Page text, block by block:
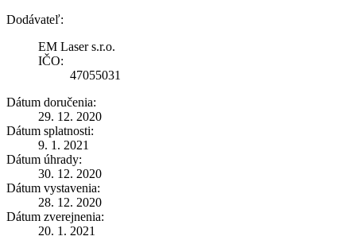
Dodávateľ:
EM Laser s.r.o.
IČO:
47055031
Dátum doručenia:
29. 12. 2020
Dátum splatnosti:
9. 1. 2021
Dátum úhrady:
30. 12. 2020
Dátum vystavenia:
28. 12. 2020
Dátum zverejnenia:
20. 1. 2021